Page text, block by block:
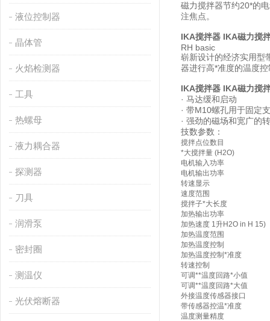
液位控制器
晶体管
火焰检测器
工具
热螺母
液力耦合器
探测器
刀具
润滑泵
密封圈
测温仪
光伏熔断器
磁力搅拌器节约20*的
注焦点。
IKA搅拌器 IKA磁力搅
RH basic
崭新设计的经济实用型
器进行高*准度的温度
IKA搅拌器 IKA磁力搅
· 马达缓和启动
· 带M10螺孔用于固定
· 强劲的磁场和宽广的
技数参数：
搅拌点位数目
*大搅拌量 (H2O)
电机输入功率
电机输出功率
转速显示
速度范围
搅拌子*大长度
加热输出功率
加热速度 1升H2O in H 15)
加热温度范围
加热温度控制
加热温度控制*准度
转速控制
可调**温度回路*小值
可调**温度回路*大值
外接温度传感器接口
带传感器控温*准度
温度测量精度